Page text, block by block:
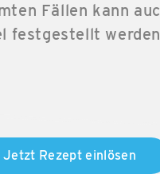
Fällen kann
festgestellt
Jetzt Rezept einlösen